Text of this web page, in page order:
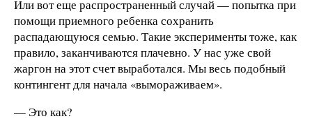
Или вот еще распространенный случай — попытка при
помощи приемного ребенка сохранить
распадающуюся семью. Такие эксперименты тоже, как
правило, заканчиваются плачевно. У нас уже свой
жаргон на этот счет выработался. Мы весь подобный
контингент для начала «вымораживаем».
— Это как?